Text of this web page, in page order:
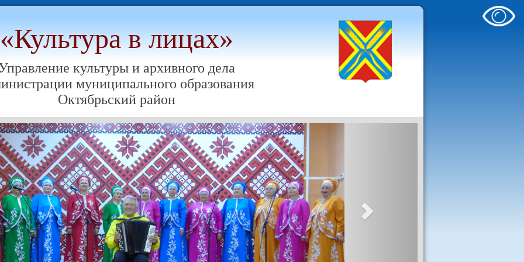
«Культура в лицах»
культуры и архивного дела
муниципального образования
Октябрьский район